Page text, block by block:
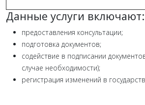
Данные услуги включают:
предоставления консультации;
подготовка документов;
содействие в подписании
случае необходимости);
регистрация изменений в